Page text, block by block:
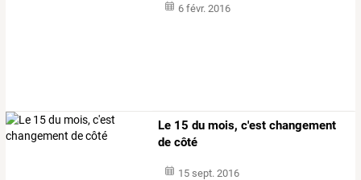
6 févr. 2016
Le 15 du mois, c'est changement
de côté
15 sept. 2016